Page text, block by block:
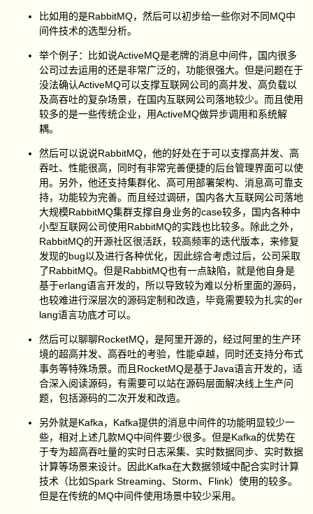
比如用的是RabbitMQ，然后可以初步给一些你对不同MQ中
间件技术的选型分析。
举个例子：比如说ActiveMQ是老牌的消息中间件，国内很多
公司过去运用的还是非常广泛的，功能很强大。但是问题在于
没法确认ActiveMQ可以支撑互联网公司的高并发、高负载以
及高吞吐的复杂场景，在国内互联网公司落地较少。而且使用
较多的是一些传统企业，用ActiveMQ做异步调用和系统解
耦。
然后可以说说RabbitMQ，他的好处在于可以支撑高并发、高
吞吐、性能很高，同时有非常完善便捷的后台管理界面可以使
用。另外，他还支持集群化、高可用部署架构、消息高可靠支
持，功能较为完善。而且经过调研，国内各大互联网公司落地
大规模RabbitMQ集群支撑自身业务的case较多，国内各种中
小型互联网公司使用RabbitMQ的实践也比较多。除此之外，
RabbitMQ的开源社区很活跃，较高频率的迭代版本，来修复
发现的bug以及进行各种优化，因此综合考虑过后，公司采取
了RabbitMQ。但是RabbitMQ也有一点缺陷，就是他自身是
基于erlang语言开发的，所以导致较为难以分析里面的源码，
也较难进行深层次的源码定制和改造，毕竟需要较为扎实的er
lang语言功底才可以。
然后可以聊聊RocketMQ，是阿里开源的，经过阿里的生产环
境的超高并发、高吞吐的考验，性能卓越，同时还支持分布式
事务等特殊场景。而且RocketMQ是基于Java语言开发的，适
合深入阅读源码，有需要可以站在源码层面解决线上生产问
题，包括源码的二次开发和改造。
另外就是Kafka，Kafka提供的消息中间件的功能明显较少一
些，相对上述几款MQ中间件要少很多。但是Kafka的优势在
于专为超高吞吐量的实时日志采集、实时数据同步、实时数据
计算等场景来设计。因此Kafka在大数据领域中配合实时计算
技术（比如Spark Streaming、Storm、Flink）使用的较多。
但是在传统的MQ中间件使用场景中较少采用。